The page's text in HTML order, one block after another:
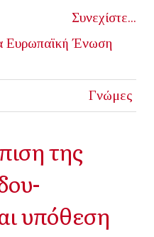
Συνεχίστε...
Ευρωπαϊκή Ένωση
Γνώμες
της
υπόθεση